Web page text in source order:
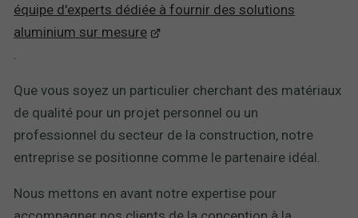
équipe d'experts dédiée à fournir des solutions
aluminium sur mesure
Que vous soyez un particulier cherchant des matériaux
de qualité pour un projet personnel ou un
professionnel du secteur de la construction, notre
entreprise se positionne comme le partenaire idéal.
Nous mettons en avant notre expertise pour